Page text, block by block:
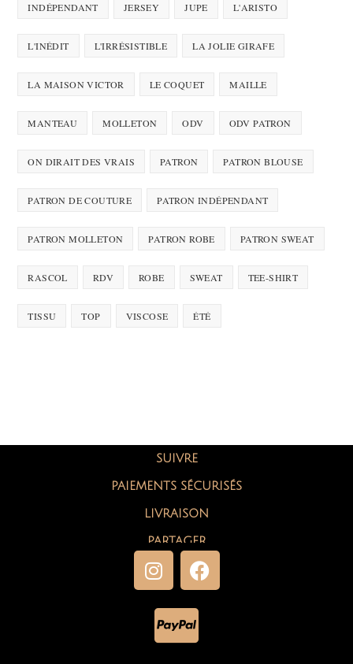
INDÉPENDANT JERSEY JUPE L'ARISTO
L'INÉDIT L'IRRÉSISTIBLE LA JOLIE GIRAFE
LA MAISON VICTOR LE COQUET MAILLE
MANTEAU MOLLETON ODV ODV PATRON
ON DIRAIT DES VRAIS PATRON PATRON BLOUSE
PATRON DE COUTURE PATRON INDÉPENDANT
PATRON MOLLETON PATRON ROBE PATRON SWEAT
RASCOL RDV ROBE SWEAT TEE-SHIRT
TISSU TOP VISCOSE ÉTÉ
SUIVRE
PAIEMENTS SÉCURISÉS
LIVRAISON
PARTAGER